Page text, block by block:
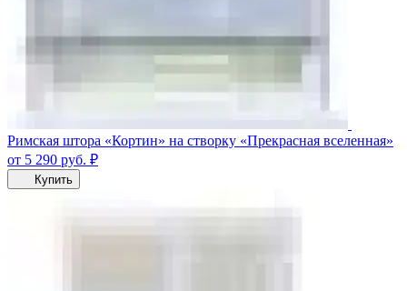
Римская штора «Кортин» на створку «Прекрасная вселенная»
от 5 290 руб. ₽
Купить